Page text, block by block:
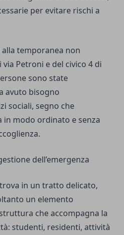
per evitare rischi a
temporanea non
Petroni e del civico 4 di
sono state
avuto bisogno
sociali, segno che
in modo ordinato e senza
dell’emergenza
in un tratto delicato,
un elemento
che accompagna la
studenti, residenti, attività